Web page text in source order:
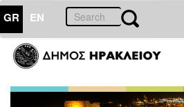
GR EN
ΔΗΜΟΣ
Δελτία
Τύπου